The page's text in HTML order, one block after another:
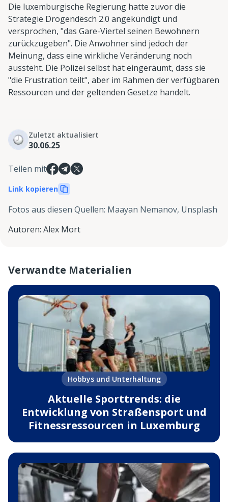
Die luxemburgische Regierung hatte zuvor die
Strategie Drogendësch 2.0 angekündigt und
versprochen, "das Gare-Viertel seinen Bewohnern
zurückzugeben". Die Anwohner sind jedoch der
Meinung, dass eine wirkliche Veränderung noch
aussteht. Die Polizei selbst hat eingeräumt, dass sie
"die Frustration teilt", aber im Rahmen der verfügbaren
Ressourcen und der geltenden Gesetze handelt.
Zuletzt aktualisiert
30.06.25
Teilen mit
Link kopieren
Fotos aus diesen Quellen: Maayan Nemanov, Unsplash
Autoren: Alex Mort
Verwandte Materialien
Hobbys und Unterhaltung
Aktuelle Sporttrends: die
Entwicklung von Straßensport und
Fitnessressourcen in Luxemburg